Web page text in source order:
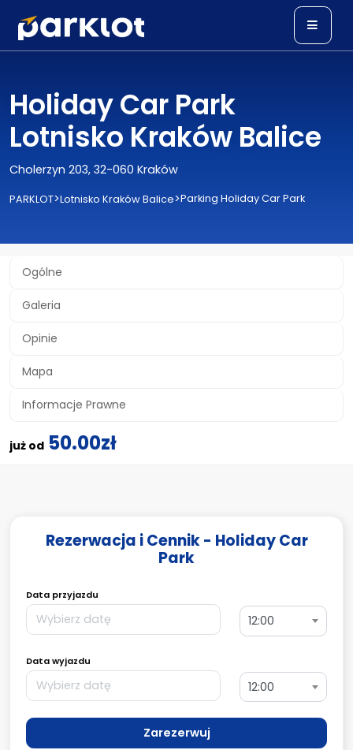
Holiday Car Park
Lotnisko Kraków Balice
Cholerzyn 203, 32-060 Kraków
PARKLOT>Lotnisko Kraków Balice>Parking Holiday Car Park
Ogólne
Galeria
Opinie
Mapa
Informacje Prawne
już od 50.00zł
Rezerwacja i Cennik - Holiday Car
Park
Data przyjazdu
12:00
Data wyjazdu
12:00
Zarezerwuj